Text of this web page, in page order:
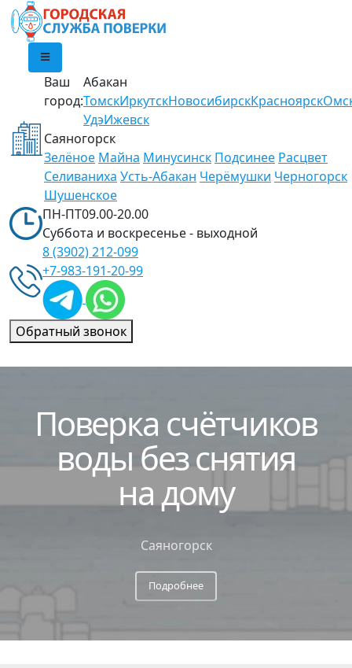
Ваш
город:
Абакан
ТомскИркутскНовосибирскКрасноярск
УдэИжевск
Саяногорск
Зелёное Майна Минусинск Подсинее Расцвет
Селиваниха Усть-Абакан Черёмушки Черногорск
Шушенское
ПН-ПТ09.00-20.00
Суббота и воскресенье - выходной
8 (3902)212-099
+7-983-191-20-99
Обратный звонок
Поверка счётчиков
воды без снятия
на дому
Саяногорск
Подробнее